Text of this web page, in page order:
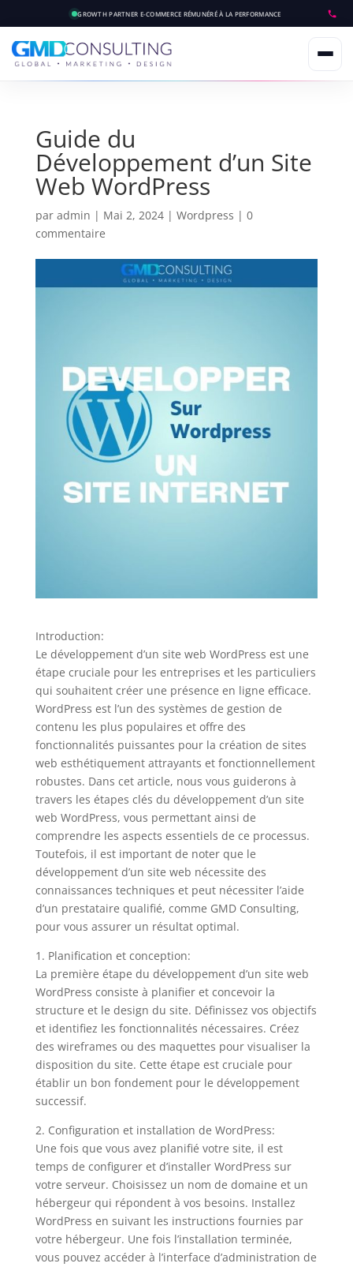
GROWTH PARTNER E-COMMERCE RÉMUNÉRÉ À LA PERFORMANCE
Guide du
Développement d’un Site
Web WordPress
par admin | Mai 2, 2024| Wordpress | 0
commentaire
Introduction:
Le développement d’un site web WordPress est une
étape cruciale pour les entreprises et les particuliers
qui souhaitent créer une présence en ligne efficace.
WordPress est l’un des systèmes de gestion de
contenu les plus populaires et offre des
fonctionnalités puissantes pour la création de sites
web esthétiquement attrayants et fonctionnellement
robustes. Dans cet article, nous vous guiderons à
travers les étapes clés du développement d’un site
web WordPress, vous permettant ainsi de
comprendre les aspects essentiels de ce processus.
Toutefois, il est important de noter que le
développement d’un site web nécessite des
connaissances techniques et peut nécessiter l’aide
d’un prestataire qualifié, comme GMD Consulting,
pour vous assurer un résultat optimal.
1. Planification et conception:
La première étape du développement d’un site web
WordPress consiste à planifier et concevoir la
structure et le design du site. Définissez vos objectifs
et identifiez les fonctionnalités nécessaires. Créez
des wireframes ou des maquettes pour visualiser la
disposition du site. Cette étape est cruciale pour
établir un bon fondement pour le développement
successif.
2. Configuration et installation de WordPress:
Une fois que vous avez planifié votre site, il est
temps de configurer et d’installer WordPress sur
votre serveur. Choisissez un nom de domaine et un
hébergeur qui répondent à vos besoins. Installez
WordPress en suivant les instructions fournies par
votre hébergeur. Une fois l’installation terminée,
vous pouvez accéder à l’interface d’administration de